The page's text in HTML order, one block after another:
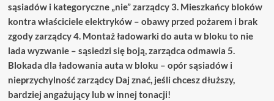
sąsiadów i kategoryczne „nie” zarządcy 3. Mieszkańcy bloków
kontra właściciele elektryków – obawy przed pożarem i brak
zgody zarządcy 4. Montaż ładowarki do auta w bloku to nie
lada wyzwanie – sąsiedzi się boją, zarządca odmawia 5.
Blokada dla ładowania auta w bloku – opór sąsiadów i
nieprzychylność zarządcy Daj znać, jeśli chcesz dłuższy,
bardziej angażujący lub w innej tonacji!